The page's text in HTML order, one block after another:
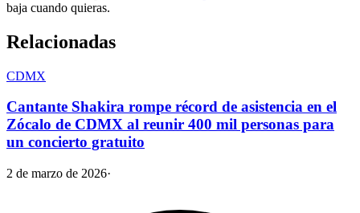
baja cuando quieras.
Relacionadas
CDMX
Cantante Shakira rompe récord de asistencia en el
Zócalo de CDMX al reunir 400 mil personas para
un concierto gratuito
2 de marzo de 2026·